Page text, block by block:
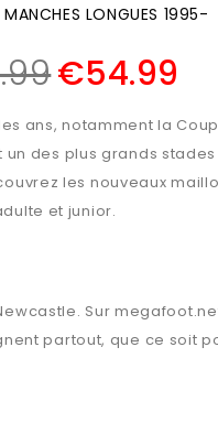
MANCHES LONGUES 1995-
€54.99
ans, notamment la
un des plus grands
les nouveaux
et junior.
. Sur
partout, que ce soit